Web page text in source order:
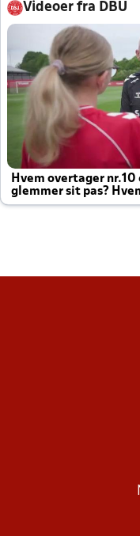
Videoer fra DBU
Hvem overtager
glemmer sit pas?
altid til efter kampe?